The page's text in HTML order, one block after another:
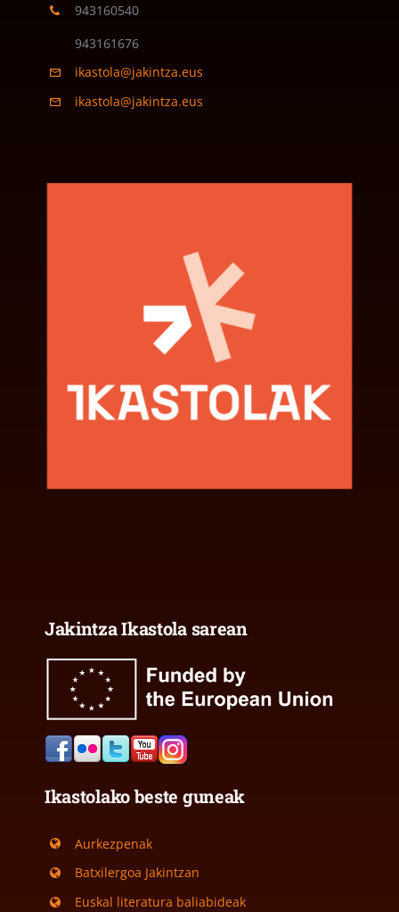
943160540
943161676
ikastola@jakintza.eus
ikastola@jakintza.eus
Jakintza Ikastola sarean
Ikastolako beste guneak
Aurkezpenak
Batxilergoa Jakintzan
Euskal literatura baliabideak